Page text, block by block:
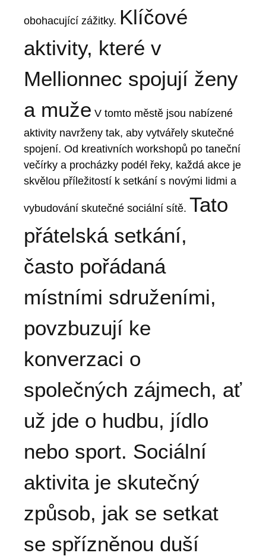
obohacující zážitky. Klíčové
aktivity, které v
Mellionnec spojují ženy
a muže V tomto městě jsou nabízené
aktivity navrženy tak, aby vytvářely skutečné
spojení. Od kreativních workshopů po taneční
večírky a procházky podél řeky, každá akce je
skvělou příležitostí k setkání s novými lidmi a
vybudování skutečné sociální sítě. Tato
přátelská setkání,
často pořádaná
místními sdruženími,
povzbuzují ke
konverzaci o
společných zájmech, ať
už jde o hudbu, jídlo
nebo sport. Sociální
aktivita je skutečný
způsob, jak se setkat
se spřízněnou duší